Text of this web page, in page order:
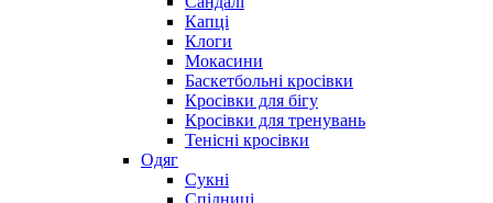
Капці
Клоги
Мокасини
Баскетбольні кросівки
Кросівки для бігу
Кросівки для тренувань
Тенісні кросівки
Одяг
Сукні
Спідниці